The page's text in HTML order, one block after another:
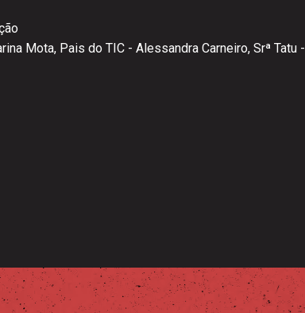
Mota, Pais do TIC - Alessandra Carneiro, Srª Tatu -